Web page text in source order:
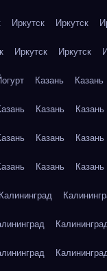
Иркутск Иркутск
Иркутск Иркутск
Казань Казань
Казань Казань
Казань Казань
Казань Казань
Калининград